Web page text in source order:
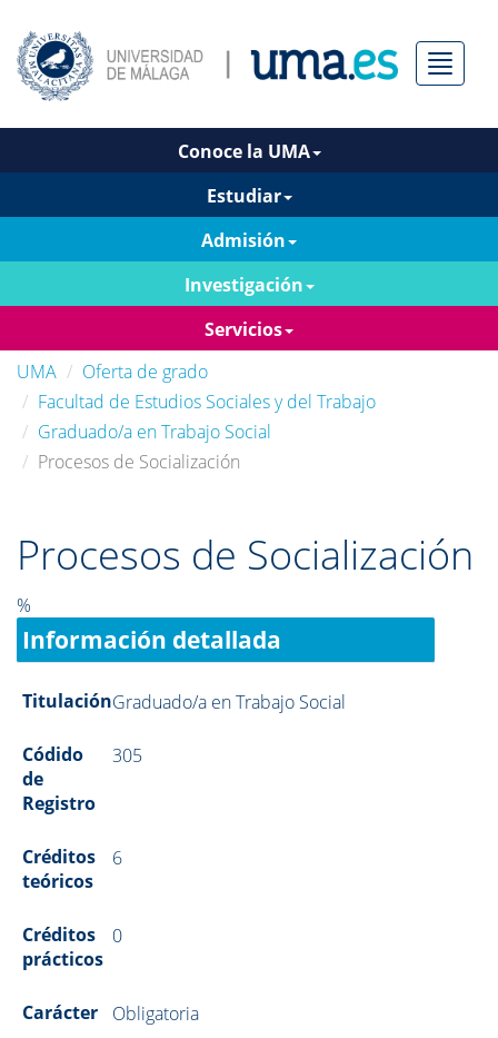
Menú
Conoce la UMA
Estudiar
Admisión
Investigación
Servicios
UMA
Oferta de grado
Facultad de Estudios Sociales y del Trabajo
Graduado/a en Trabajo Social
Procesos de Socialización
Procesos de Socialización
%
Información detallada
TitulaciónGraduado/a en Trabajo Social
Códido
de
Registro
305
Créditos
teóricos
6
Créditos
prácticos
0
Carácter Obligatoria